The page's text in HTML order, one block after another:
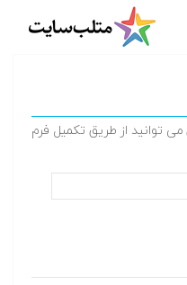
توانید از طریق تکمیل فرم